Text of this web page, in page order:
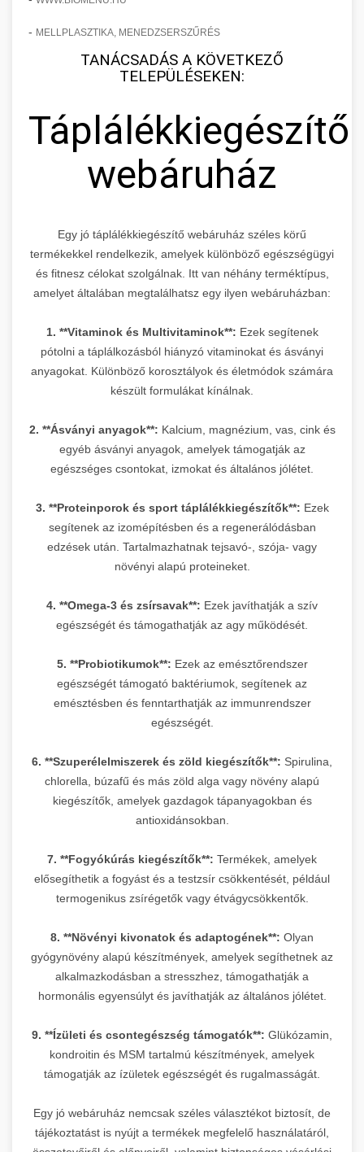
- MELLPLASZTIKA, MENEDZSERSZŰRÉS
TANÁCSADÁS A KÖVETKEZŐ
TELEPÜLÉSEKEN:
Táplálékkiegészítő
webáruház
Egy jó táplálékkiegészítő webáruház széles körű
termékekkel rendelkezik, amelyek különböző egészségügyi
és fitnesz célokat szolgálnak. Itt van néhány terméktípus,
amelyet általában megtalálhatsz egy ilyen webáruházban:
1. **Vitaminok és Multivitaminok**: Ezek segítenek
pótolni a táplálkozásból hiányzó vitaminokat és ásványi
anyagokat. Különböző korosztályok és életmódok számára
készült formulákat kínálnak.
2. **Ásványi anyagok**: Kalcium, magnézium, vas, cink és
egyéb ásványi anyagok, amelyek támogatják az
egészséges csontokat, izmokat és általános jólétet.
3. **Proteinporok és sport táplálékkiegészítők**: Ezek
segítenek az izomépítésben és a regenerálódásban
edzések után. Tartalmazhatnak tejsavó-, szója- vagy
növényi alapú proteineket.
4. **Omega-3 és zsírsavak**: Ezek javíthatják a szív
egészségét és támogathatják az agy működését.
5. **Probiotikumok**: Ezek az emésztőrendszer
egészségét támogató baktériumok, segítenek az
emésztésben és fenntarthatják az immunrendszer
egészségét.
6. **Szuperélelmiszerek és zöld kiegészítők**: Spirulina,
chlorella, búzafű és más zöld alga vagy növény alapú
kiegészítők, amelyek gazdagok tápanyagokban és
antioxidánsokban.
7. **Fogyókúrás kiegészítők**: Termékek, amelyek
elősegíthetik a fogyást és a testzsír csökkentését, például
termogenikus zsírégetők vagy étvágycsökkentők.
8. **Növényi kivonatok és adaptogének**: Olyan
gyógynövény alapú készítmények, amelyek segíthetnek az
alkalmazkodásban a stresszhez, támogathatják a
hormonális egyensúlyt és javíthatják az általános jólétet.
9. **Ízületi és csontegészség támogatók**: Glükózamin,
kondroitin és MSM tartalmú készítmények, amelyek
támogatják az ízületek egészségét és rugalmasságát.
Egy jó webáruház nemcsak széles választékot biztosít, de
tájékoztatást is nyújt a termékek megfelelő használatáról,